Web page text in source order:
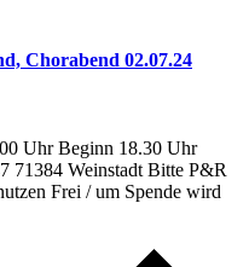
Chorabend 02.07.24
Uhr Beginn 18.30 Uhr
71384 Weinstadt Bitte P&R
Frei / um Spende wird